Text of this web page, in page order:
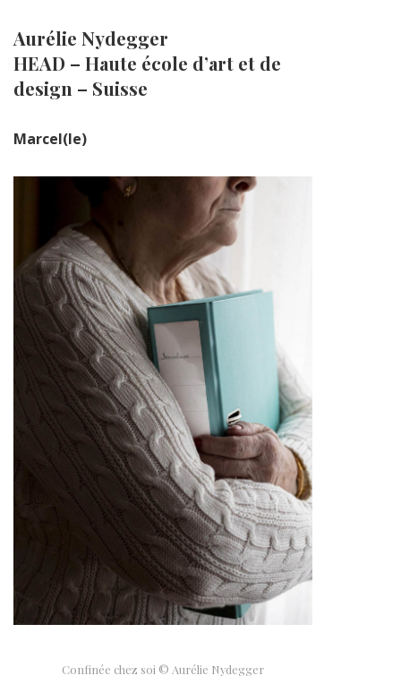
Aurélie Nydegger
HEAD – Haute école d’art et de
design – Suisse
Marcel(le)
Confinée chez soi © Aurélie Nydegger